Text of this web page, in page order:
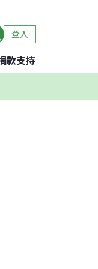
登入
款支持